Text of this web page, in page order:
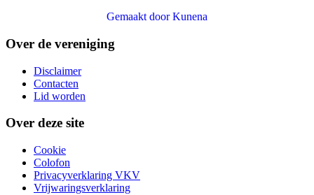
Gemaakt doorKunena
Over de vereniging
Disclaimer
Contacten
Lid worden
Over deze site
Cookie
Colofon
Privacyverklaring VKV
Vrijwaringsverklaring